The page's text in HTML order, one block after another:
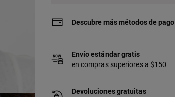
Descubre más métodos de pago
Envío estándar gratis
en compras superiores a $150
Devoluciones gratuitas